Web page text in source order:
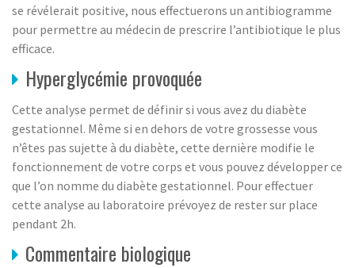
se révélerait positive, nous effectuerons un antibiogramme
pour permettre au médecin de prescrire l’antibiotique le plus
efficace.
Hyperglycémie provoquée
Cette analyse permet de définir si vous avez du diabète
gestationnel. Même si en dehors de votre grossesse vous
n’êtes pas sujette à du diabète, cette dernière modifie le
fonctionnement de votre corps et vous pouvez développer ce
que l’on nomme du diabète gestationnel. Pour effectuer
cette analyse au laboratoire prévoyez de rester sur place
pendant 2h.
Commentaire biologique